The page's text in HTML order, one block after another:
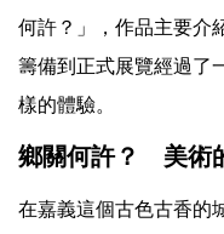
何許？」，作品主要介
籌備到正式展覽經過了
樣的體驗。
鄉關何許？ 美術
在嘉義這個古色古香的